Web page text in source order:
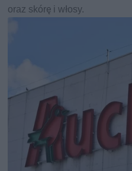
oraz skórę i włosy.